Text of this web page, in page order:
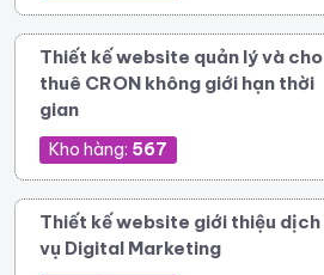
Thiết kế website quản lý và cho
thuê CRON không giới hạn thời
gian
Kho hàng: 567
Thiết kế website giới thiệu dịch
vụ Digital Marketing